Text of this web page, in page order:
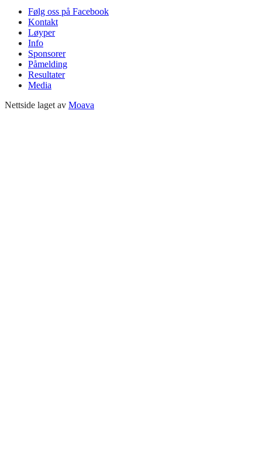
Følg oss på Facebook
Kontakt
Løyper
Info
Sponsorer
Påmelding
Resultater
Media
Nettside laget av Moava